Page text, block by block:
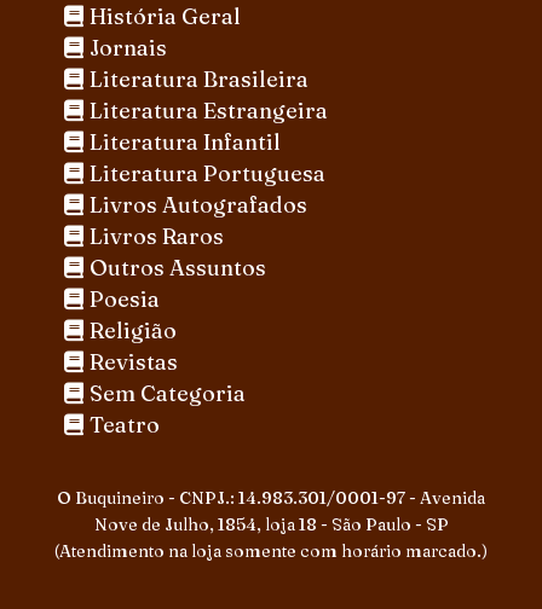
História Geral
Jornais
Literatura Brasileira
Literatura Estrangeira
Literatura Infantil
Literatura Portuguesa
Livros Autografados
Livros Raros
Outros Assuntos
Poesia
Religião
Revistas
Sem Categoria
Teatro
O Buquineiro - CNPJ.: 14.983.301/0001-97 - Avenida
Nove de Julho, 1854, loja 18 - São Paulo - SP
(Atendimento na loja somente com horário marcado.)